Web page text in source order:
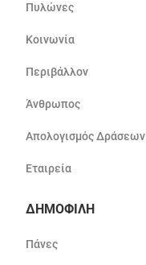
Πυλώνες
Κοινωνία
Περιβάλλον
Άνθρωπος
Απολογισμός Δράσεων
Εταιρεία
ΔΗΜΟΦΙΛΗ
Πάνες